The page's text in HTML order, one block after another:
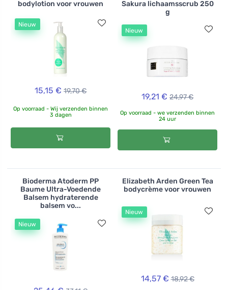
bodylotion voor vrouwen
Nieuw
15,15 € 19,70 €
Op voorraad - Wij verzenden binnen
3 dagen
Sakura lichaamsscrub 250
g
Nieuw
19,21 € 24,97 €
Op voorraad - we verzenden binnen
24 uur
Bioderma Atoderm PP
Baume Ultra-Voedende
Balsem hydraterende
balsem vo...
Nieuw
Elizabeth Arden Green Tea
bodycrème voor vrouwen
Nieuw
14,57 € 18,92 €